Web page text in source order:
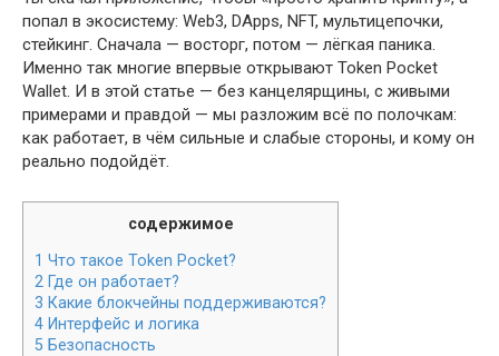
попал в экосистему: Web3, DApps, NFT, мультицепочки,
стейкинг. Сначала — восторг, потом — лёгкая паника.
Именно так многие впервые открывают Token Pocket
Wallet. И в этой статье — без канцелярщины, с живыми
примерами и правдой — мы разложим всё по полочкам:
как работает, в чём сильные и слабые стороны, и кому он
реально подойдёт.
содержимое
1 Что такое Token Pocket?
2 Где он работает?
3 Какие блокчейны поддерживаются?
4 Интерфейс и логика
5 Безопасность